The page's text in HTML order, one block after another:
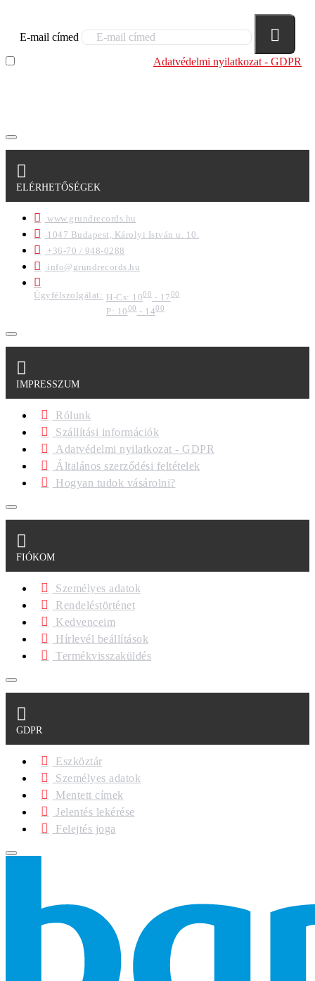
E-mail címed
Adatvédelmi nyilatkozat - GDPR
ELÉRHETŐSÉGEK
www.grundrecords.hu
1047 Budapest, Károlyi István u. 10.
+36-70 / 948-0288
info@grundrecords.hu
Ügyfélszolgálat: H-Cs: 1000 - 1700
P: 1000- 1400
IMPRESSZUM
Rólunk
Szállítási információk
Adatvédelmi nyilatkozat - GDPR
Általános szerződési feltételek
Hogyan tudok vásárolni?
FIÓKOM
Személyes adatok
Rendeléstörténet
Kedvenceim
Hírlevél beállítások
Termékvisszaküldés
GDPR
Eszköztár
Személyes adatok
Mentett címek
Jelentés lekérése
Felejtés joga